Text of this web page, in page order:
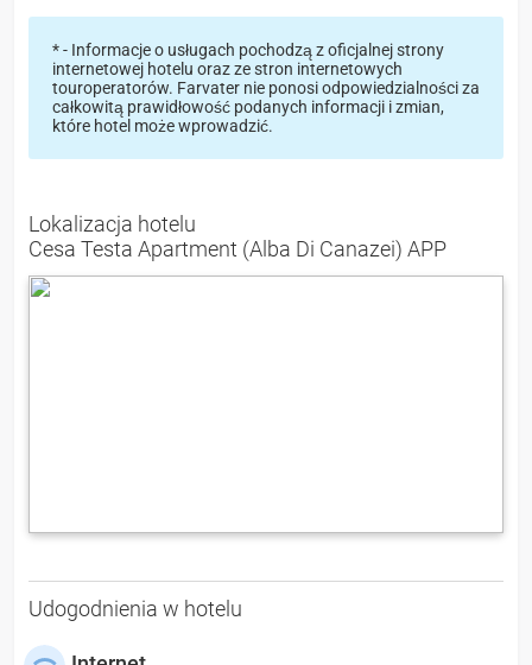
* - Informacje o usługach pochodzą z oficjalnej strony
internetowej hotelu oraz ze stron internetowych
touroperatorów. Farvater nie ponosi odpowiedzialności za
całkowitą prawidłowość podanych informacji i zmian,
które hotel może wprowadzić.
Lokalizacja hotelu
Cesa Testa Apartment (Alba Di Canazei) APP
Udogodnienia w hotelu